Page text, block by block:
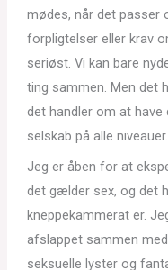
mødes, når det passer
forpligtelser eller krav
seriøst. Vi kan bare
ting sammen. Men det
det handler om at have
selskab på alle niveauer.
Jeg er åben for at
det gælder sex, og det
kneppekammerat er.
afslappet sammen
seksuelle lyster og